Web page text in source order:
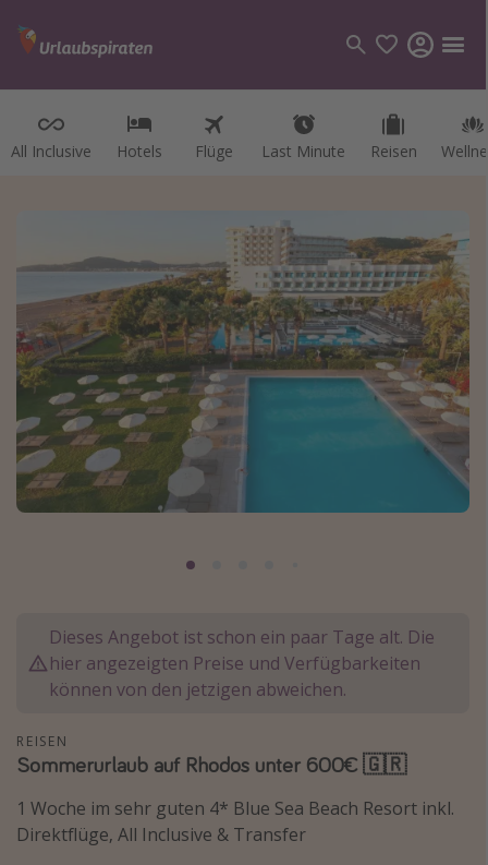
All Inclusive Hotels Flüge Last Minute Reisen
Kategorien
Reisen
Kreuzfahrten
Reiseziele
Alle Reiseziele
Österreich
Italien
Lombardei
Reisethemen
Alle Reisethemen
Strandurlaub
Wellnessurlaub
Abenteuerurlaub
Dieses Angebot ist schon ein paar Tage alt. Die
hier angezeigten Preise und Verfügbarkeiten
können von den jetzigen abweichen.
REISEN
Sommerurlaub auf Rhodos unter 600€ 🇬🇷
1 Woche im sehr guten 4* Blue Sea Beach Resort inkl.
Direktflüge, All Inclusive & Transfer